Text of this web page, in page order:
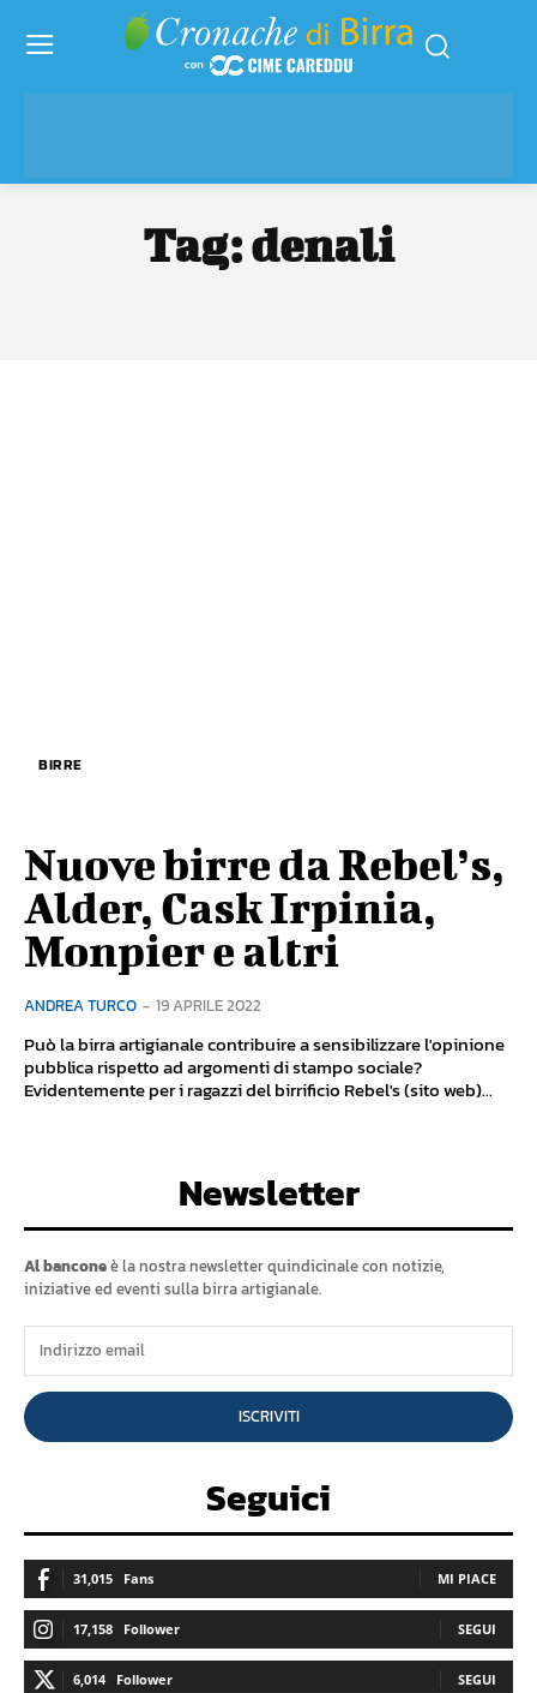
Tag:denali
BIRRE
Nuove birre da Rebel’s,
Alder, Cask Irpinia,
Monpier e altri
ANDREA TURCO - 19 APRILE 2022
Può la birra artigianale contribuire a sensibilizzare l'opinione
pubblica rispetto ad argomenti di stampo sociale?
Evidentemente per i ragazzi del birrificio Rebel's (sito web)...
Newsletter
Al banconeè la nostra newsletter quindicinale con notizie,
iniziative ed eventi sulla birra artigianale.
ISCRIVITI
Seguici
31,015 Fans MI PIACE
17,158 Follower SEGUI
6,014 Follower SEGUI